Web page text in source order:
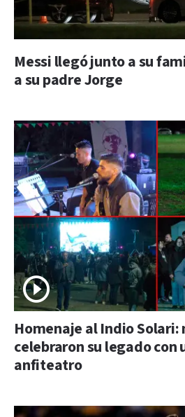
Messi llegó junto a su
a su padre Jorge
Homenaje al Indio Solari:
celebraron su legado con
anfiteatro